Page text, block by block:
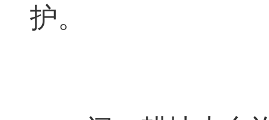
护。